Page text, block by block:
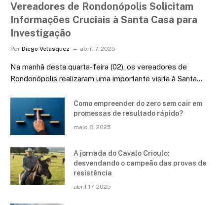
Vereadores de Rondonópolis Solicitam
Informações Cruciais à Santa Casa para
Investigação
Por Diego Velasquez abril 7, 2025
Na manhã desta quarta-feira (02), os vereadores de
Rondonópolis realizaram uma importante visita à Santa…
Como empreender do zero sem cair em
promessas de resultado rápido?
maio 8, 2025
A jornada do Cavalo Crioulo:
desvendando o campeão das provas de
resistência
abril 17, 2025